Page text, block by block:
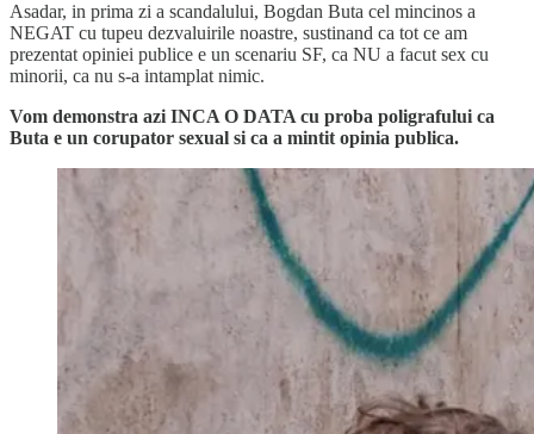
Asadar, in prima zi a scandalului, Bogdan Buta cel mincinos a
NEGAT cu tupeu dezvaluirile noastre, sustinand ca tot ce am
prezentat opiniei publice e un scenariu SF, ca NU a facut sex cu
minorii, ca nu s-a intamplat nimic.
Vom demonstra azi INCA O DATA cu proba poligrafului ca
Buta e un corupator sexual si ca a mintit opinia publica.